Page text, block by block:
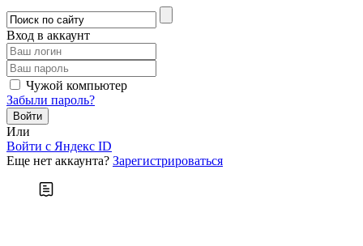
Вход в аккаунт
Чужой компьютер
Забыли пароль?
Или
Войти c Яндекс ID
Еще нет аккаунта? Зарегистрироваться